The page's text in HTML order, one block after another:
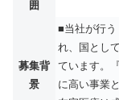
囲
募集背
景
■当社が行う
れ、国とし
ています。
に高い事業